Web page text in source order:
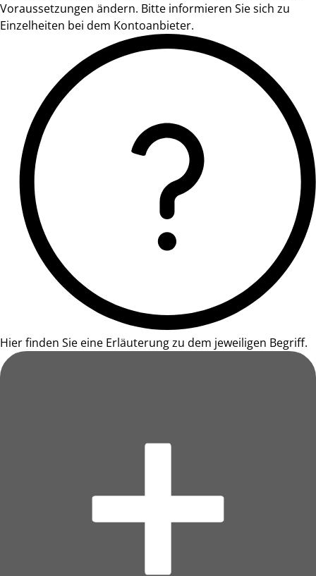
Voraussetzungen ändern. Bitte informieren Sie sich zu
Einzelheiten bei dem Kontoanbieter.
Hier finden Sie eine Erläuterung zu dem jeweiligen Begriff.